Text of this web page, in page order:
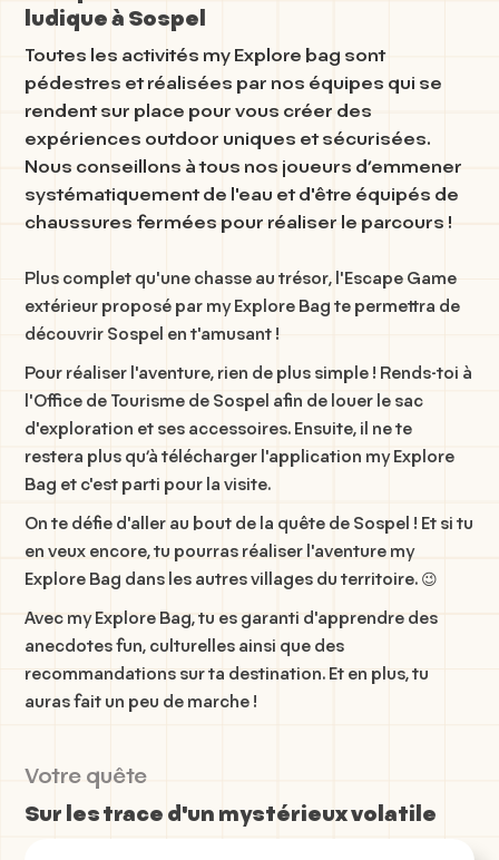
ludique à Sospel
Toutes les activités my Explore bag sont
pédestres et réalisées par nos équipes qui se
rendent sur place pour vous créer des
expériences outdoor uniques et sécurisées.
Nous conseillons à tous nos joueurs d’emmener
systématiquement de l'eau et d'être équipés de
chaussures fermées pour réaliser le parcours !
Plus complet qu'une chasse au trésor, l'Escape Game
extérieur proposé par my Explore Bag te permettra de
découvrir Sospel en t'amusant !
Pour réaliser l'aventure, rien de plus simple ! Rends-toi à
l'Office de Tourisme de Sospel afin de louer le sac
d'exploration et ses accessoires. Ensuite, il ne te
restera plus qu’à télécharger l'application my Explore
Bag et c'est parti pour la visite.
On te défie d'aller au bout de la quête de Sospel ! Et si tu
en veux encore, tu pourras réaliser l'aventure my
Explore Bag dans les autres villages du territoire. 😉
Avec my Explore Bag, tu es garanti d'apprendre des
anecdotes fun, culturelles ainsi que des
recommandations sur ta destination. Et en plus, tu
auras fait un peu de marche !
Votre quête
Sur les trace d'un mystérieux volatile